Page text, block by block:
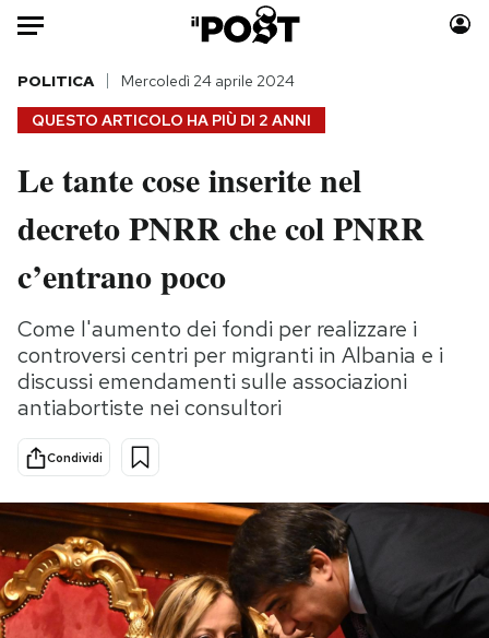
Auto
HOME
Italia
Politica
Tecnologia
Scienza
Cultura
Economia
Sport
Moda
Consumismi
Media
Altrecose
PODCAST
NEWSLETTER
QUESTO ARTICOLO HA PIÙ DI 2 ANNI
POLITICA Mercoledì 24 aprile 2024
Le tante cose inserite nel
decreto PNRR che col PNRR
c’entrano poco
Come l'aumento dei fondi per realizzare i
controversi centri per migranti in Albania e i
discussi emendamenti sulle associazioni
antiabortiste nei consultori
Condividi